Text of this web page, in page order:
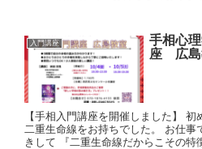
入門講座
手相心
座 広
【手相入門講座を開催しました】
二重生命線をお持ちでした。 お仕事
きして 『二重生命線だからこその特